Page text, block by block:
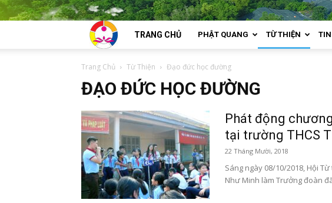
TRANG CHỦ PHẬT QUANG TỪ THIỆN
Trang Chủ Từ Thiện Đạo đức học đường
ĐẠO ĐỨC HỌC ĐƯỜNG
Phát động
tại trường THCS
22 Tháng Mười, 2018
Sáng ngày 08/10/2018, Hội
Như Minh làm Trưởng đoàn